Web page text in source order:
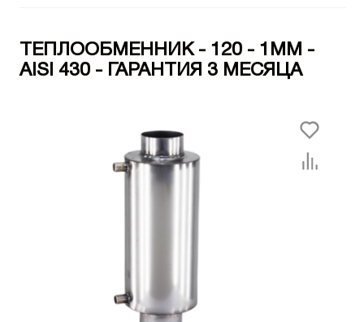
ТЕПЛООБМЕННИК - 120 - 1ММ -
AISI 430 - ГАРАНТИЯ 3 МЕСЯЦА